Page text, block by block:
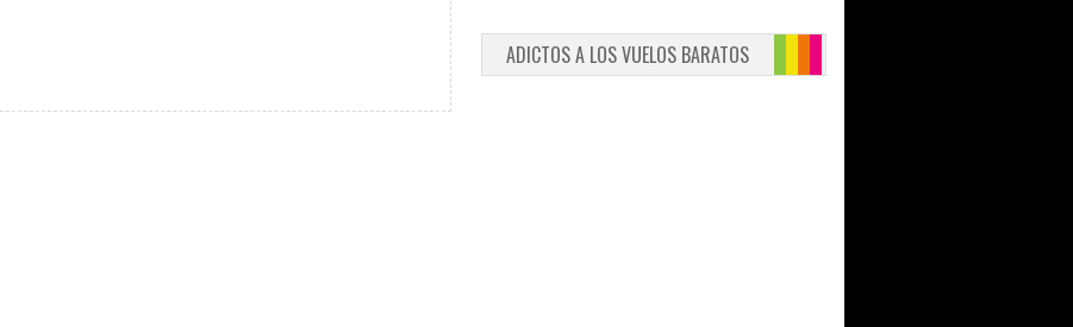
ADICTOS A LOS VUELOS BARATOS